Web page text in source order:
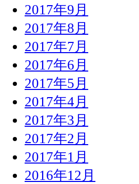
2017年9月
2017年8月
2017年7月
2017年6月
2017年5月
2017年4月
2017年3月
2017年2月
2017年1月
2016年12月